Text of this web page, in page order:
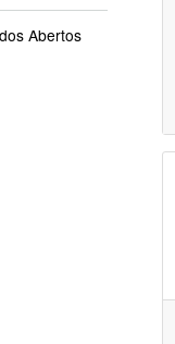
Abertos